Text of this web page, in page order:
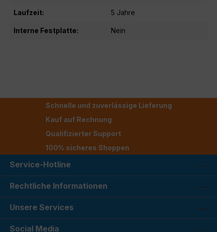
Laufzeit: 5 Jahre
Interne Festplatte: Nein
Schnelle und zuverlässige Lieferung
Kauf auf Rechnung
Qualifizierter Support
100% sicheres Shoppen
Service-Hotline
Rechtliche Informationen
Unsere Services
Social Media